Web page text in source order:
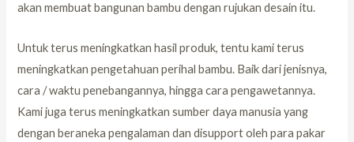
akan membuat bangunan bambu dengan rujukan desain itu.
Untuk terus meningkatkan hasil produk, tentu kami terus
meningkatkan pengetahuan perihal bambu. Baik dari jenisnya,
cara / waktu penebangannya, hingga cara pengawetannya.
Kami juga terus meningkatkan sumber daya manusia yang
dengan beraneka pengalaman dan disupport oleh para pakar